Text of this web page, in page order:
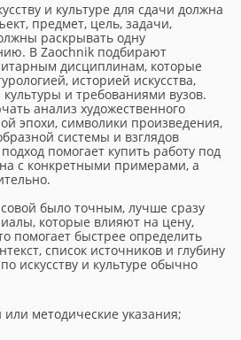
и культуре для сдачи должна
предмет, цель, задачи,
раскрывать одну
В Zaochnik подбирают
дисциплинам, которые
историей искусства,
и требованиями вузов.
анализ художественного
эпохи, символики произведения,
системы и взглядов
помогает купить работу под
с конкретными примерами, а
было точным, лучше сразу
которые влияют на цену,
помогает быстрее определить
список источников и глубину
искусству и культуре обычно
методические указания;